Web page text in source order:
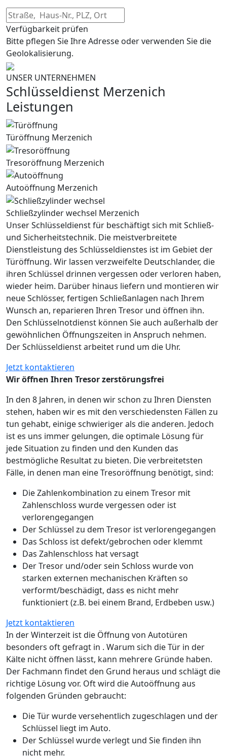
Verfügbarkeit prüfen
Bitte pflegen Sie Ihre Adresse oder verwenden Sie die
Geolokalisierung.
UNSER UNTERNEHMEN
Schlüsseldienst Merzenich
Leistungen
Türöffnung Merzenich
Tresoröffnung Merzenich
Autoöffnung Merzenich
Schließzylinder wechsel Merzenich
Unser Schlüsseldienst für beschäftigt sich mit Schließ-
und Sicherheitstechnik. Die meistverbreitete
Dienstleistung des Schlüsseldienstes ist im Gebiet der
Türöffnung. Wir lassen verzweifelte Deutschlander, die
ihren Schlüssel drinnen vergessen oder verloren haben,
wieder heim. Darüber hinaus liefern und montieren wir
neue Schlösser, fertigen Schließanlagen nach Ihrem
Wunsch an, reparieren Ihren Tresor und öffnen ihn.
Den Schlüsselnotdienst können Sie auch außerhalb der
gewöhnlichen Öffnungszeiten in Anspruch nehmen.
Der Schlüsseldienst arbeitet rund um die Uhr.
Jetzt kontaktieren
Wir öffnen Ihren Tresor zerstörungsfrei
In den 8 Jahren, in denen wir schon zu Ihren Diensten
stehen, haben wir es mit den verschiedensten Fällen zu
tun gehabt, einige schwieriger als die anderen. Jedoch
ist es uns immer gelungen, die optimale Lösung für
jede Situation zu finden und den Kunden das
bestmögliche Resultat zu bieten. Die verbreitetsten
Fälle, in denen man eine Tresoröffnung benötigt, sind:
Die Zahlenkombination zu einem Tresor mit
Zahlenschloss wurde vergessen oder ist
verlorengegangen
Der Schlüssel zu dem Tresor ist verlorengegangen
Das Schloss ist defekt/gebrochen oder klemmt
Das Zahlenschloss hat versagt
Der Tresor und/oder sein Schloss wurde von
starken externen mechanischen Kräften so
verformt/beschädigt, dass es nicht mehr
funktioniert (z.B. bei einem Brand, Erdbeben usw.)
Jetzt kontaktieren
In der Winterzeit ist die Öffnung von Autotüren
besonders oft gefragt in . Warum sich die Tür in der
Kälte nicht öffnen lässt, kann mehrere Gründe haben.
Der Fachmann findet den Grund heraus und schlägt die
richtige Lösung vor. Oft wird die Autoöffnung aus
folgenden Gründen gebraucht:
Die Tür wurde versehentlich zugeschlagen und der
Schlüssel liegt im Auto.
Der Schlüssel wurde verlegt und Sie finden ihn
nicht mehr.